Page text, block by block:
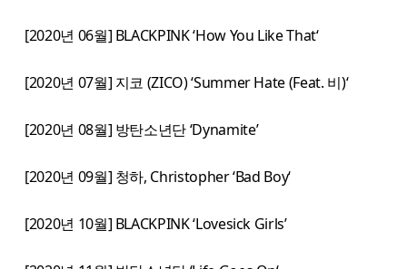
[2020년 06월] BLACKPINK ‘How You Like That‘
[2020년 07월] 지코 (ZICO) ‘Summer Hate (Feat. 비)‘
[2020년 08월] 방탄소년단 ‘Dynamite’
[2020년 09월] 청하, Christopher ‘Bad Boy‘
[2020년 10월] BLACKPINK ‘Lovesick Girls’